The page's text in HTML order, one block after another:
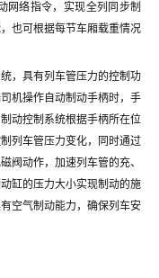
网络指令，实现全列同步制
也可根据每节车厢载重情况
，具有列车管压力的控制功
机操作自动制动手柄时，手
动控制系统根据手柄所在位
列车管压力变化，同时通过
阀动作，加速列车管的充、
缸的压力大小实现制动的施
空气制动能力，确保列车安